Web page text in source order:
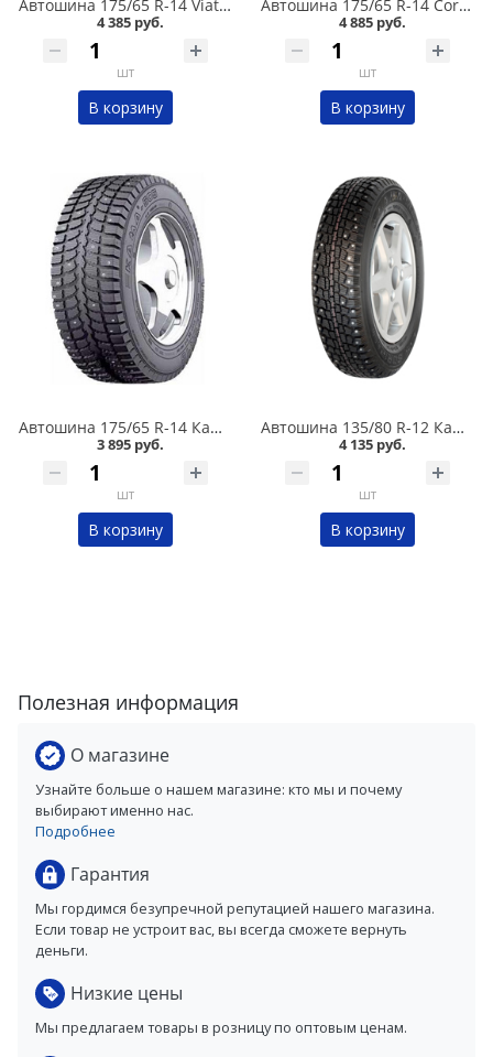
Автошина 175/65 R-14 Viatti Brina Nordico V-522 82T шип в Кургане
4 385 руб.
шт
В корзину
Автошина 175/65 R-14 Cordiant Snow Cross 2 86T шип в Кургане
4 885 руб.
шт
В корзину
Автошина 175/65 R-14 Кама 505 82T шип в Кургане
3 895 руб.
шт
В корзину
Автошина 135/80 R-12 Кама 503 68Q шип в Кургане
4 135 руб.
шт
В корзину
Полезная информация
О магазине
Узнайте больше о нашем магазине: кто мы и почему
выбирают именно нас.
Подробнее
Гарантия
Мы гордимся безупречной репутацией нашего магазина.
Если товар не устроит вас, вы всегда сможете вернуть
деньги.
Низкие цены
Мы предлагаем товары в розницу по оптовым ценам.